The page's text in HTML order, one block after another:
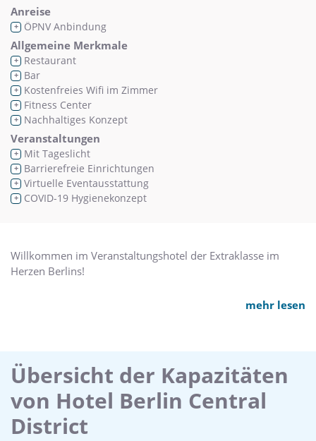
Anreise
+ ÖPNV Anbindung
Allgemeine Merkmale
+ Restaurant
+ Bar
+ Kostenfreies Wifi im Zimmer
+ Fitness Center
+ Nachhaltiges Konzept
Veranstaltungen
+ Mit Tageslicht
+ Barrierefreie Einrichtungen
+ Virtuelle Eventausstattung
+ COVID-19 Hygienekonzept
Willkommen im Veranstaltungshotel der Extraklasse im
Herzen Berlins!
Teezubereitung.
Superior Kategorie: 31 qm, kostenfreier Zugang zur VIP
„Superior Lounge“.
Hotelausstattung
mehr lesen
Übersicht der Kapazitäten
von Hotel Berlin Central
District